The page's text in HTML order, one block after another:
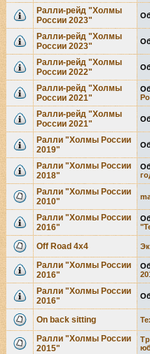
Ралли-рейд "Холмы
России 2023"
Ралли-рейд "Холмы
России 2023"
Ралли-рейд "Холмы
России 2022"
Ралли-рейд "Холмы
России 2021"
Ралли-рейд "Холмы
России 2021"
Ралли "Холмы России
2019"
Ралли "Холмы России
2018"
Ралли "Холмы России
2010"
Ралли "Холмы России
2016"
Off Road 4х4
Ралли "Холмы России
2016"
Ралли "Холмы России
2016"
Оn back sitting
Ралли "Холмы России
2015"